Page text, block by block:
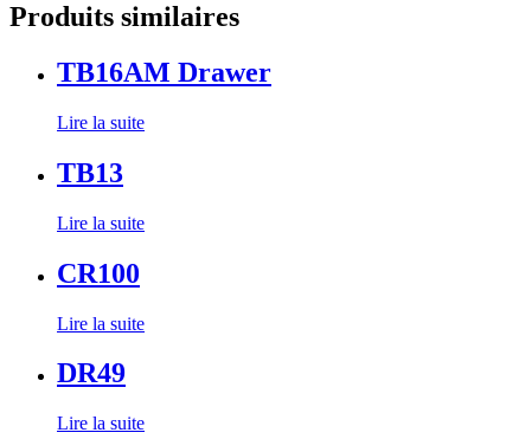
Produits similaires
TB16AM Drawer
Lire la suite
TB13
Lire la suite
CR100
Lire la suite
DR49
Lire la suite